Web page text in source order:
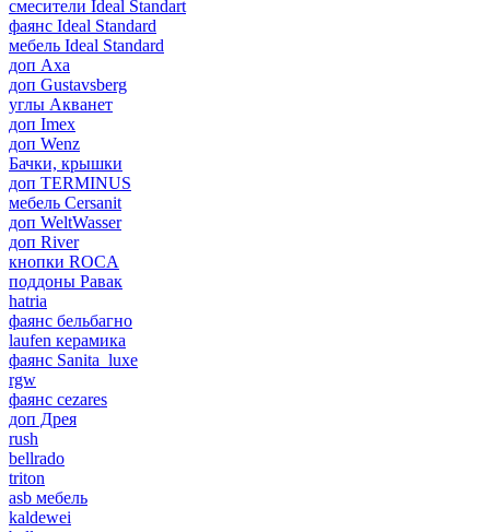
смесители Ideal Standart
фаянс Ideal Standard
мебель Ideal Standard
доп Axa
доп Gustavsberg
углы Акванет
доп Imex
доп Wenz
Бачки, крышки
доп TERMINUS
мебель Cersanit
доп WeltWasser
доп River
кнопки ROCA
поддоны Равак
hatria
фаянс бельбагно
laufen керамика
фаянс Sanita_luxe
rgw
фаянс cezares
доп Дрея
rush
bellrado
triton
asb мебель
kaldewei